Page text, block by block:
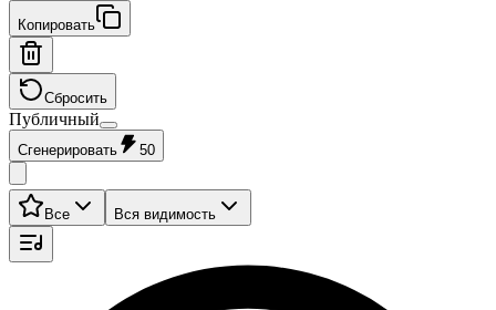
Копировать
Сбросить
Публичный
Сгенерировать 50
Все Вся видимость